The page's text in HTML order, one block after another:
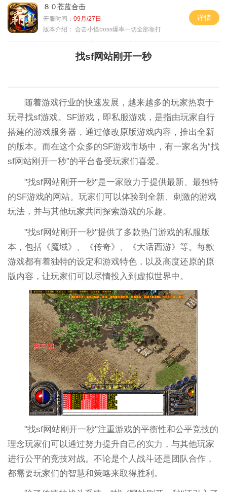
８０苍蓝合击
开服时间： 09月/27日
版本介绍： 合击小怪boss爆率一切全部靠打
详情
找sf网站刚开一秒
随着游戏行业的快速发展，越来越多的玩家热衷于
玩寻找sf游戏。SF游戏，即私服游戏，是指由玩家自行
搭建的游戏服务器，通过修改原版游戏内容，推出全新
的版本。而在这个众多的SF游戏市场中，有一家名为“找
sf网站刚开一秒”的平台备受玩家们喜爱。
"找sf网站刚开一秒"是一家致力于提供最新、最独特
的SF游戏的网站。玩家们可以体验到全新、刺激的游戏
玩法，并与其他玩家共同探索游戏的乐趣。
"找sf网站刚开一秒"提供了多款热门游戏的私服版
本，包括《魔域》、《传奇》、《大话西游》等。每款
游戏都有着独特的设定和游戏特色，以及高度还原的原
版内容，让玩家们可以尽情投入到虚拟世界中。
"找sf网站刚开一秒"注重游戏的平衡性和公平竞技的
理念玩家们可以通过努力提升自己的实力，与其他玩家
进行公平的竞技对战。不论是个人战斗还是团队合作，
都需要玩家们的智慧和策略来取得胜利。